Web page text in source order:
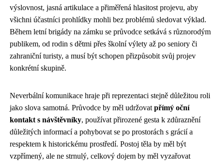
výslovnost, jasná artikulace a přiměřená hlasitost projevu, aby
všichni účastníci prohlídky mohli bez problémů sledovat výklad.
Během letní brigády na zámku se průvodce setkává s různorodým
publikem, od rodin s dětmi přes školní výlety až po seniory či
zahraniční turisty, a musí být schopen přizpůsobit svůj projev
konkrétní skupině.
Neverbální komunikace hraje při reprezentaci stejně důležitou roli
jako slova samotná. Průvodce by měl udržovat přímý oční
kontakt s návštěvníky, používat přirozené gesta k zdůraznění
důležitých informací a pohybovat se po prostorách s grácií a
respektem k historickému prostředí. Postoj těla by měl být
vzpřímený, ale ne strnulý, celkový dojem by měl vyzařovat